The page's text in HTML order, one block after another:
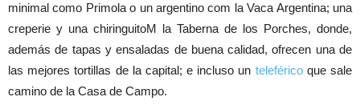
minimal como Primola o un argentino com la Vaca Argentina; una
creperie y una chiringuitoM la Taberna de los Porches, donde,
además de tapas y ensaladas de buena calidad, ofrecen una de
las mejores tortillas de la capital; e incluso un teleférico que sale
camino de la Casa de Campo.